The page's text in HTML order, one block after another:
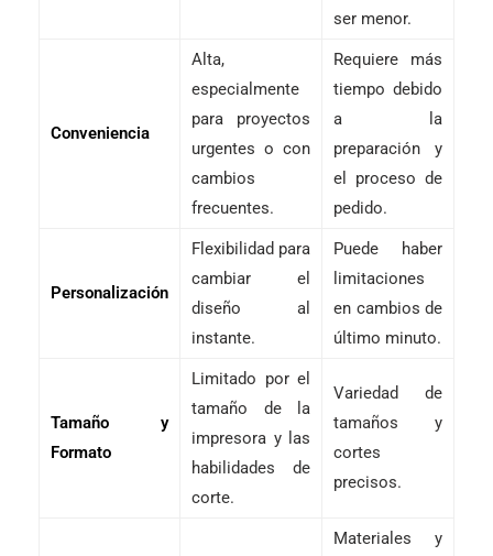
ser menor.
Conveniencia
Alta,
especialmente
para proyectos
urgentes o con
cambios
frecuentes.
Requiere más
tiempo debido
a la
preparación y
el proceso de
pedido.
Personalización
Flexibilidad para
cambiar el
diseño al
instante.
Puede haber
limitaciones
en cambios de
último minuto.
Tamaño y
Formato
Limitado por el
tamaño de la
impresora y las
habilidades de
corte.
Variedad de
tamaños y
cortes
precisos.
Materiales y